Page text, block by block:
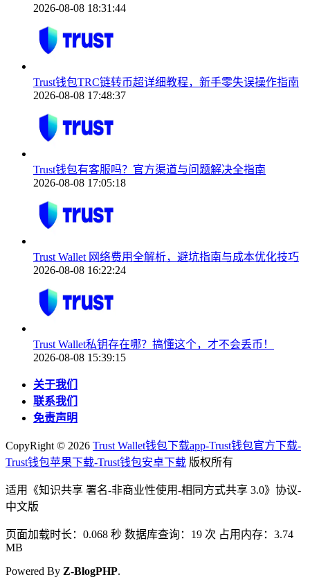
2026-08-08 18:31:44
Trust钱包TRC链转币超详细教程，新手零失误操作指南
2026-08-08 17:48:37
Trust钱包有客服吗？官方渠道与问题解决全指南
2026-08-08 17:05:18
Trust Wallet 网络费用全解析，避坑指南与成本优化技巧
2026-08-08 16:22:24
Trust Wallet私钥存在哪？搞懂这个，才不会丢币！
2026-08-08 15:39:15
关于我们
联系我们
免责声明
CopyRight © 2026 Trust Wallet钱包下载app-Trust钱包官方下载-
Trust钱包苹果下载-Trust钱包安卓下载 版权所有
适用《知识共享 署名-非商业性使用-相同方式共享 3.0》协议-
中文版
页面加载时长：0.068 秒 数据库查询：19 次 占用内存：3.74
MB
Powered By Z-BlogPHP.